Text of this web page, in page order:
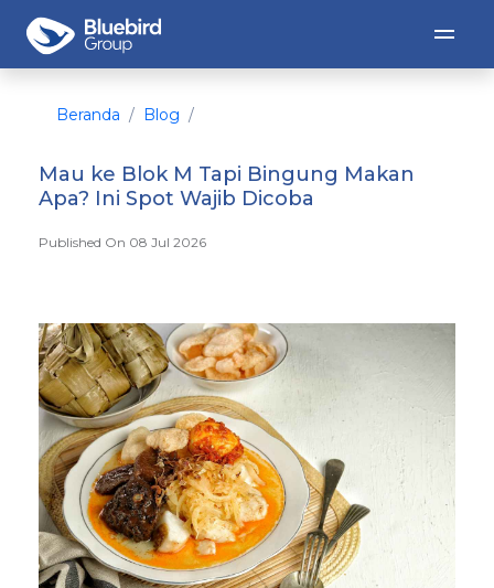
Beranda Blog
Mau ke Blok M Tapi Bingung Makan
Apa? Ini Spot Wajib Dicoba
Published On 08 Jul 2026